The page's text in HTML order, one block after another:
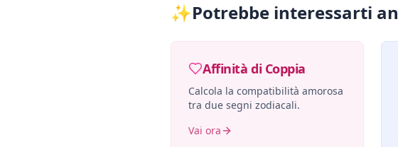
✨Potrebbe interessarti
Affinità di Coppia
Calcola la compatibilità amorosa
tra due segni zodiacali.
Vai ora